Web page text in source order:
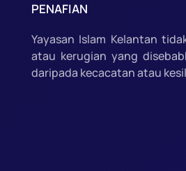
PENAFIAN
Yayasan Islam Kelantan
atau kerugian yang
daripada kecacatan atau